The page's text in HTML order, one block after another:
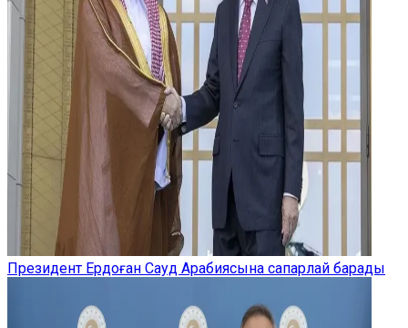
Президент Ердоған Сауд Арабиясына сапарлай барады